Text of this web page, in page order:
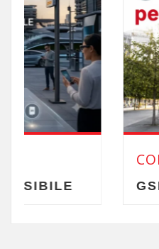
COMMUNITY
GSMA: